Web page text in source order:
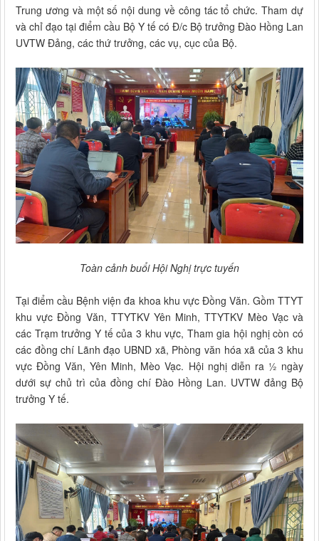
Trung ương và một số nội dung về công tác tổ chức. Tham dự
và chỉ đạo tại điểm cầu Bộ Y tế có Đ/c Bộ trưởng Đào Hồng Lan
UVTW Đảng, các thứ trưởng, các vụ, cục của Bộ.
Toàn cảnh buổi Hội Nghị trực tuyến
Tại điểm cầu Bệnh viện đa khoa khu vực Đồng Văn. Gồm TTYT
khu vực Đồng Văn, TTYTKV Yên Minh, TTYTKV Mèo Vạc và
các Trạm trưởng Y tế của 3 khu vực, Tham gia hội nghị còn có
các đồng chí Lãnh đạo UBND xã, Phòng văn hóa xã của 3 khu
vực Đồng Văn, Yên Minh, Mèo Vạc. Hội nghị diễn ra ½ ngày
dưới sự chủ trì của đồng chí Đào Hồng Lan. UVTW đảng Bộ
trưởng Y tế.